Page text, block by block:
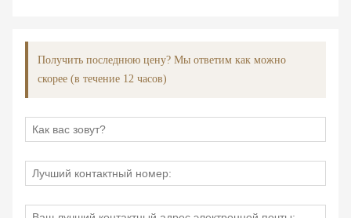
Получить последнюю цену? Мы ответим как можно
скорее (в течение 12 часов)